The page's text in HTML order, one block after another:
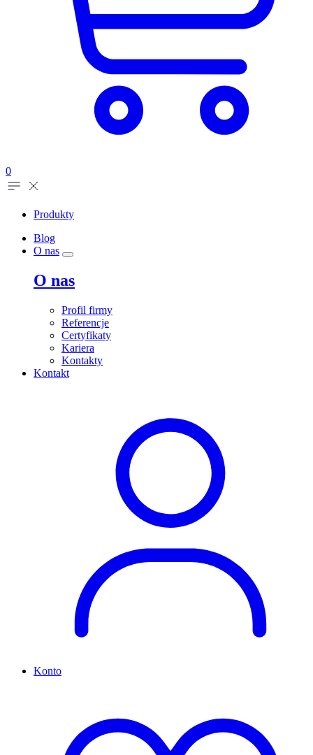
0
Produkty
Blog
O nas
O nas
Profil firmy
Referencje
Certyfikaty
Kariera
Kontakty
Kontakt
Konto